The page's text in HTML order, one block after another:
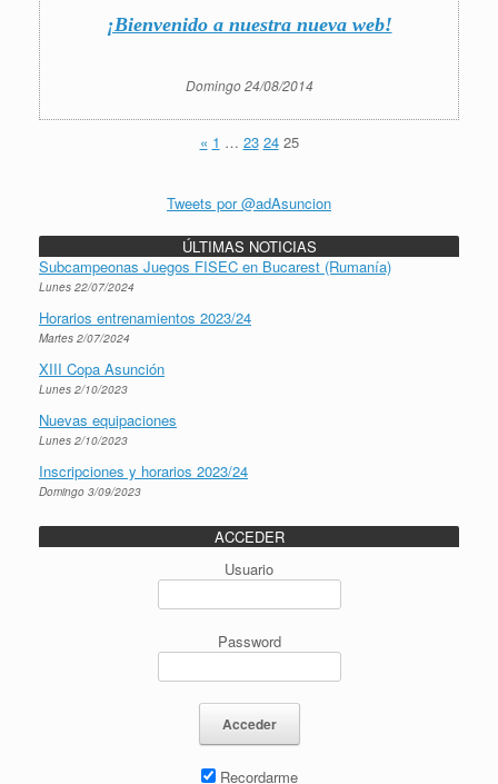
¡Bienvenido a nuestra nueva web!
Domingo 24/08/2014
« 1 … 23 24 25
Tweets por @adAsuncion
ÚLTIMAS NOTICIAS
Subcampeonas Juegos FISEC en Bucarest (Rumanía)
Lunes 22/07/2024
Horarios entrenamientos 2023/24
Martes 2/07/2024
XIII Copa Asunción
Lunes 2/10/2023
Nuevas equipaciones
Lunes 2/10/2023
Inscripciones y horarios 2023/24
Domingo 3/09/2023
ACCEDER
Usuario
Password
Recordarme